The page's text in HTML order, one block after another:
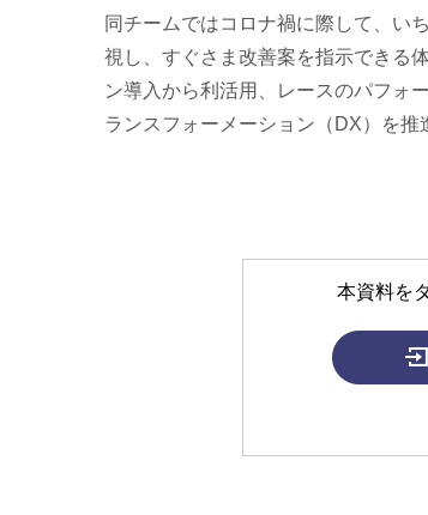
同チームではコロナ禍に際して、い
視し、すぐさま改善案を指示できる
ン導入から利活用、レースのパフォ
ランスフォーメーション（DX）を推
本資料を